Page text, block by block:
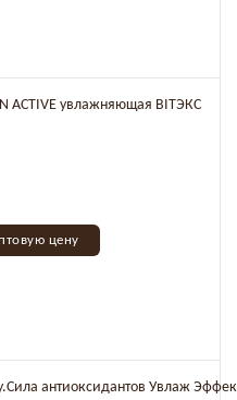
ACTIVE увлажняющая BITЭКС
цену
антиоксидантов Увлаж